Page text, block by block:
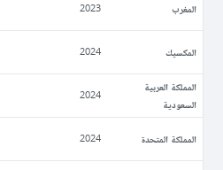
المغرب 2023
المكسيك 2024
المملكة العربية
السعودية
2024
المملكة المتحدة 2024